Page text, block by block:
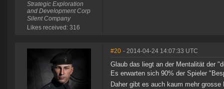
Strategic Exploration
and Development Corp
Silent Company
Likes received: 316
#20 - 2014-04-24 14:07:33 UTC
Glaub das liegt an der Mentalität der
Es erwarten sich 90% der Spieler
Daher gibt es auch kaum mehr